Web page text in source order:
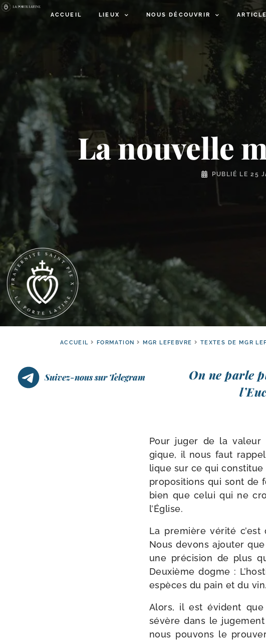
ACCUEIL LIEUX NOUS DÉCOUVRIR
La nouvelle
PUBLIÉ LE25
ACCUEIL FORMATION MGR LEFEBVRE TEXTES DE MGR
Suivez-nous sur Telegram
On ne parle
Pour juger de la
gique, il nous faut
lique sur ce qui
pro­po­si­tions qui sont de
bien que celui qui ne
l’Église.
La pre­mière véri­té
Nous devons ajou­ter
une pré­ci­sion de plus
Deuxième dogme :
espèces du pain et du
Alors, il est évident
sévère dans le
nous pou­vons le